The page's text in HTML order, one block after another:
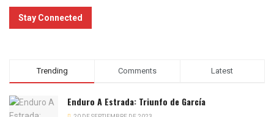
Stay Connected
Trending Comments Latest
Enduro A Estrada: Triunfo de García